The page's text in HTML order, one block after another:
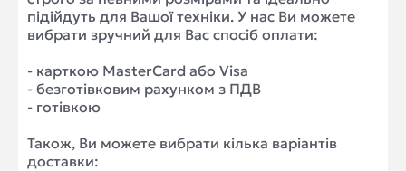
підійдуть для Вашої техніки. У нас Ви можете
вибрати зручний для Вас спосіб оплати:
- карткою MasterCard або Visa
- безготівковим рахунком з ПДВ
- готівкою
Також, Ви можете вибрати кілька варіантів
доставки: